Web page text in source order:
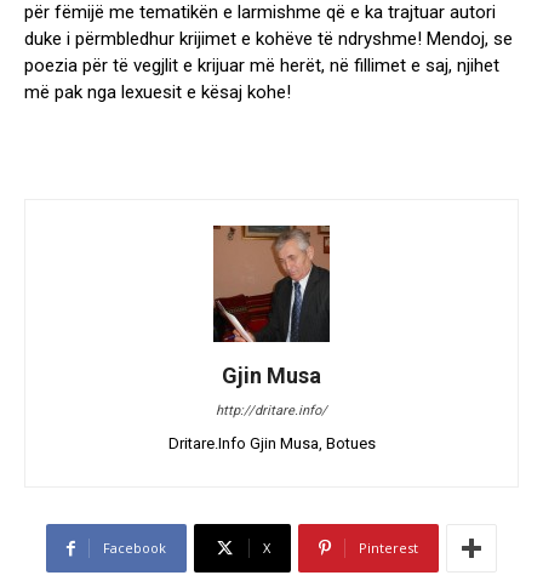
për fëmijë me tematikën e larmishme që e ka trajtuar autori
duke i përmbledhur krijimet e kohëve të ndryshme! Mendoj, se
poezia për të vegjlit e krijuar më herët, në fillimet e saj, njihet
më pak nga lexuesit e kësaj kohe!
Gjin Musa
http://dritare.info/
Dritare.Info Gjin Musa, Botues
Facebook X Pinterest